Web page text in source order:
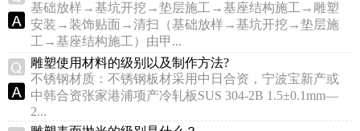
基础放样→基坑开挖→垫层施工→基座结构施工→雕塑
安装→装饰贴面→清扫（基础放样→基坑开挖→垫层施
工→基座结构施工）由甲...
雕塑使用材料的级别以及制作方法?
不锈钢材质：不锈钢板材采用中日合资，宁波宝新产或
中韩合资张家港浦项产冷轧板SUS 304-2B 1.5±0.1mm—
2...